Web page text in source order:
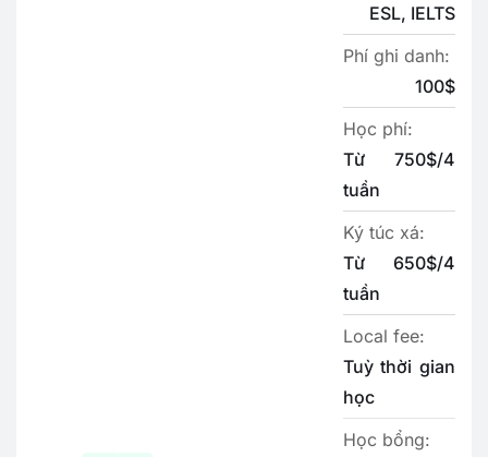
ESL, IELTS
Phí ghi danh:
100$
Học phí:
Từ 750$/4
tuần
Ký túc xá:
Từ 650$/4
tuần
Local fee:
Tuỳ thời gian
học
Học bổng: